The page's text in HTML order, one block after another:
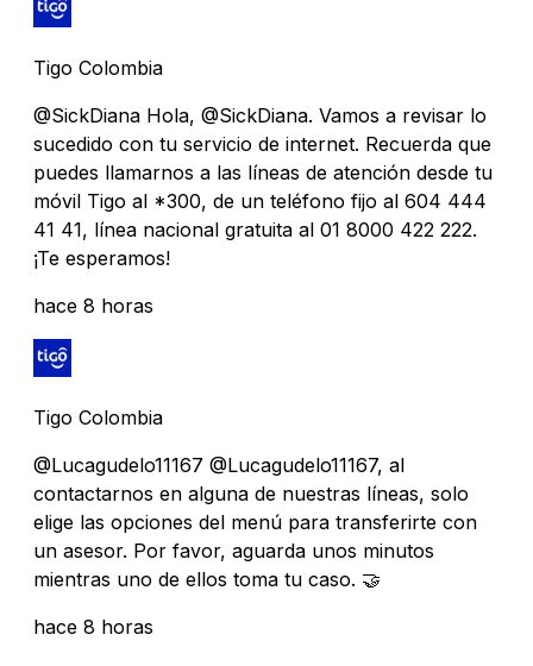
Tigo Colombia
@SickDiana Hola, @SickDiana. Vamos a revisar lo
sucedido con tu servicio de internet. Recuerda que
puedes llamarnos a las líneas de atención desde tu
móvil Tigo al *300, de un teléfono fijo al 604 444
41 41, línea nacional gratuita al 01 8000 422 222.
¡Te esperamos!
hace 8 horas
Tigo Colombia
@Lucagudelo11167 @Lucagudelo11167, al
contactarnos en alguna de nuestras líneas, solo
elige las opciones del menú para transferirte con
un asesor. Por favor, aguarda unos minutos
mientras uno de ellos toma tu caso. 🤝️
hace 8 horas